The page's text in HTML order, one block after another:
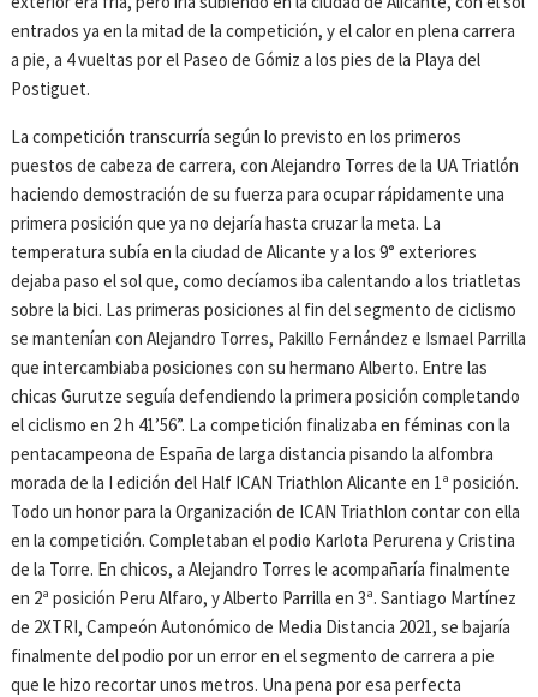
entrados ya en la mitad de la competición, y el calor en plena carrera
a pie, a 4 vueltas por el Paseo de Gómiz a los pies de la Playa del
Postiguet.
La competición transcurría según lo previsto en los primeros
puestos de cabeza de carrera, con Alejandro Torres de la UA Triatlón
haciendo demostración de su fuerza para ocupar rápidamente una
primera posición que ya no dejaría hasta cruzar la meta. La
temperatura subía en la ciudad de Alicante y a los 9° exteriores
dejaba paso el sol que, como decíamos iba calentando a los triatletas
sobre la bici. Las primeras posiciones al fin del segmento de ciclismo
se mantenían con Alejandro Torres, Pakillo Fernández e Ismael Parrilla
que intercambiaba posiciones con su hermano Alberto. Entre las
chicas Gurutze seguía defendiendo la primera posición completando
el ciclismo en 2 h 41’56”. La competición finalizaba en féminas con la
pentacampeona de España de larga distancia pisando la alfombra
morada de la I edición del Half ICAN Triathlon Alicante en 1ª posición.
Todo un honor para la Organización de ICAN Triathlon contar con ella
en la competición. Completaban el podio Karlota Perurena y Cristina
de la Torre. En chicos, a Alejandro Torres le acompañaría finalmente
en 2ª posición Peru Alfaro, y Alberto Parrilla en 3ª. Santiago Martínez
de 2XTRI, Campeón Autonómico de Media Distancia 2021, se bajaría
finalmente del podio por un error en el segmento de carrera a pie
que le hizo recortar unos metros. Una pena por esa perfecta